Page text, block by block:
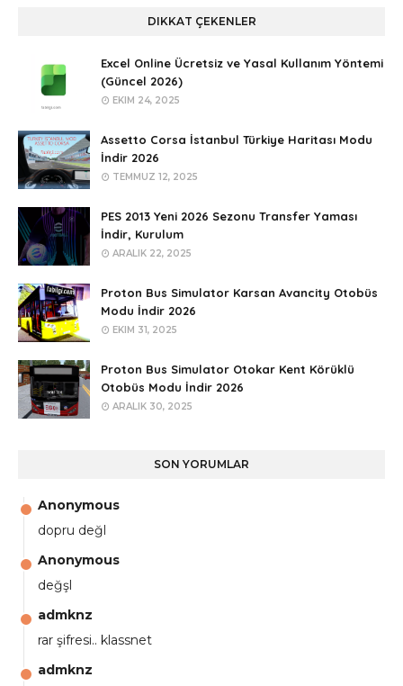
DIKKAT ÇEKENLER
Excel Online Ücretsiz ve Yasal Kullanım Yöntemi
(Güncel 2026)
EKIM 24, 2025
Assetto Corsa İstanbul Türkiye Haritası Modu
İndir 2026
TEMMUZ 12, 2025
PES 2013 Yeni 2026 Sezonu Transfer Yaması
İndir, Kurulum
ARALIK 22, 2025
Proton Bus Simulator Karsan Avancity Otobüs
Modu İndir 2026
EKIM 31, 2025
Proton Bus Simulator Otokar Kent Körüklü
Otobüs Modu İndir 2026
ARALIK 30, 2025
SON YORUMLAR
Anonymous
dopru değl
Anonymous
değşl
admknz
rar şifresi.. klassnet
admknz